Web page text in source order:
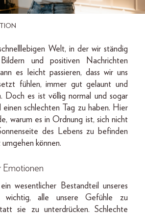
Welt, in der wir ständig
und positiven Nachrichten
es leicht passieren, dass wir uns
fühlen, immer gut gelaunt und
Doch es ist völlig normal und sogar
einen schlechten Tag zu haben. Hier
warum es in Ordnung ist, sich nicht
des Lebens zu befinden
können.
Emotionen
wesentlicher Bestandteil unseres
wichtig, alle unsere Gefühle zu
sie zu unterdrücken. Schlechte